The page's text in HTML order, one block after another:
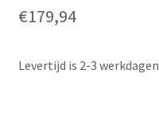
€179,94
Levertijd is 2-3 werkdagen